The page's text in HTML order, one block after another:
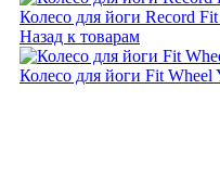
Колесо для йоги Record
Назад к товарам
Колесо для йоги Fit Wheel